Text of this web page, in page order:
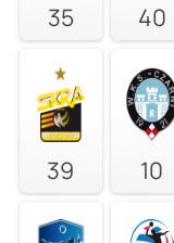
35 40
39 10